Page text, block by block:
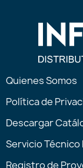
Quienes Somos
Política de
Descargar
Servicio Técnico
Registro de